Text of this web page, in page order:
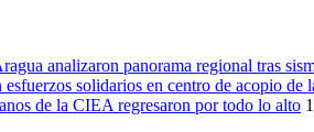
analizaron panorama regional tras
esfuerzos solidarios en centro de acopio de
de la CIEA regresaron por todo lo alto